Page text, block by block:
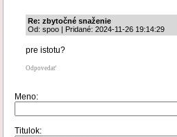
Re: zbytočné snaženie
Od: spoo | Pridané: 2024-11-26 19:14:29
pre istotu?
Odpovedať
Meno:
Titulok: